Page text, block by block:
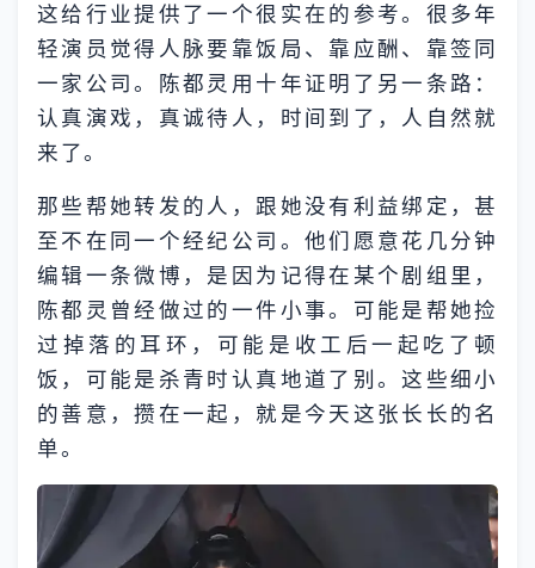
这给行业提供了一个很实在的参考。很多年
轻演员觉得人脉要靠饭局、靠应酬、靠签同
一家公司。陈都灵用十年证明了另一条路：
认真演戏，真诚待人，时间到了，人自然就
来了。
那些帮她转发的人，跟她没有利益绑定，甚
至不在同一个经纪公司。他们愿意花几分钟
编辑一条微博，是因为记得在某个剧组里，
陈都灵曾经做过的一件小事。可能是帮她捡
过掉落的耳环，可能是收工后一起吃了顿
饭，可能是杀青时认真地道了别。这些细小
的善意，攒在一起，就是今天这张长长的名
单。